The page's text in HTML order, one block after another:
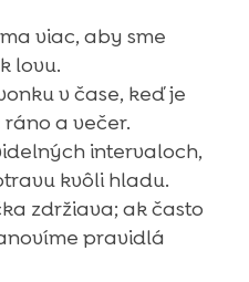
viac, aby sme
lovu.
v čase, keď je
a večer.
intervaloch,
kvôli hladu.
zdržiava; ak často
pravidlá